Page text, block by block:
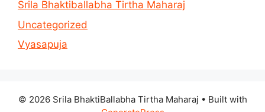
Srila Bhaktiballabha Tirtha Maharaj
Uncategorized
Vyasapuja
© 2026 Srila BhaktiBallabha Tirtha Maharaj • Built with